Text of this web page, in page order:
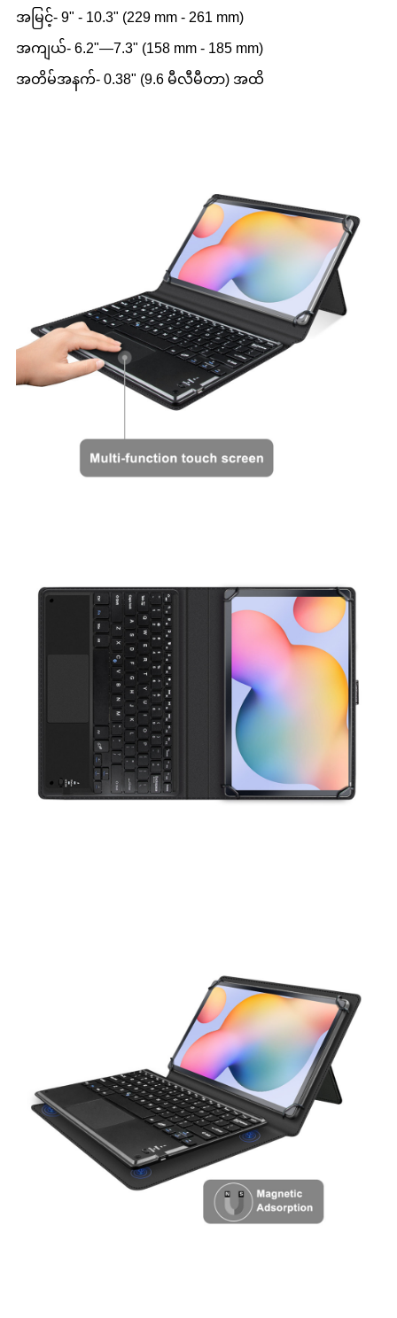
အမြင့်- 9" - 10.3" (229 mm - 261 mm)
အကျယ်- 6.2"—7.3" (158 mm - 185 mm)
အတိမ်အနက်- 0.38" (9.6 မီလီမီတာ) အထိ